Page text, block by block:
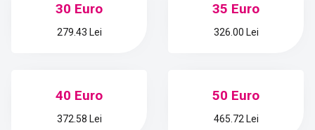
30 Euro
279.43 Lei
35 Euro
326.00 Lei
40 Euro
372.58 Lei
50 Euro
465.72 Lei